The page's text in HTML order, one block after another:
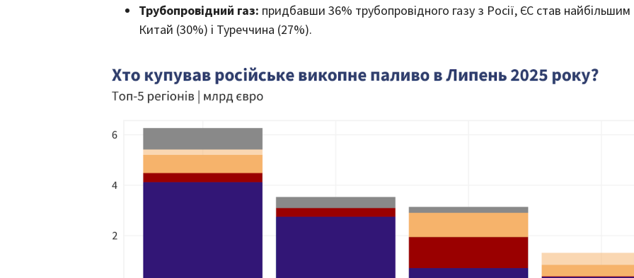
Трубопровідний газ: придбавши 36% трубопровідного газу з Росії, ЄС став
Китай (30%) і Туреччина (27%).